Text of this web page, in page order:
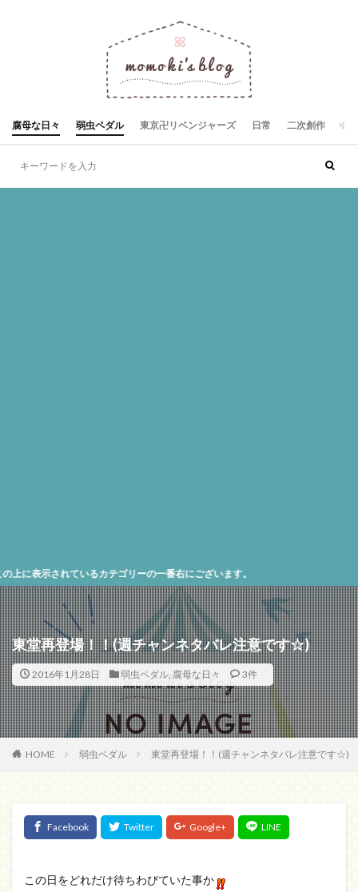
腐母な日々 弱虫ペダル 東京卍リベンジャーズ 日常 二次創作 お
されているカテゴリーの一番右にございます。
東堂再登場！！(週チャンネタバレ注意です☆)
2016年1月28日 弱虫ペダル, 腐母な日々 3件
HOME 弱虫ペダル 東堂再登場！！(週チャンネタバレ注意です☆)
この日をどれだけ待ちわびていた事か